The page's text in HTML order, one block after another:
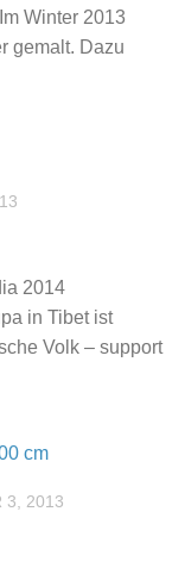
Winter 2013
gemalt. Dazu
2014
in Tibet ist
Volk – support
3, 2013